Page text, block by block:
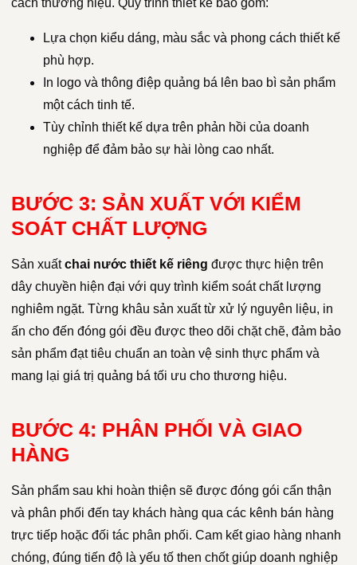
cách thương hiệu. Quy trình thiết kế bao gồm:
Lựa chọn kiểu dáng, màu sắc và phong cách thiết kế
phù hợp.
In logo và thông điệp quảng bá lên bao bì sản phẩm
một cách tinh tế.
Tùy chỉnh thiết kế dựa trên phản hồi của doanh
nghiệp để đảm bảo sự hài lòng cao nhất.
BƯỚC 3: SẢN XUẤT VỚI KIỂM
SOÁT CHẤT LƯỢNG
Sản xuấtchai nước thiết kế riêng được thực hiện trên
dây chuyền hiện đại với quy trình kiểm soát chất lượng
nghiêm ngặt. Từng khâu sản xuất từ xử lý nguyên liệu, in
ấn cho đến đóng gói đều được theo dõi chặt chẽ, đảm bảo
sản phẩm đạt tiêu chuẩn an toàn vệ sinh thực phẩm và
mang lại giá trị quảng bá tối ưu cho thương hiệu.
BƯỚC 4: PHÂN PHỐI VÀ GIAO
HÀNG
Sản phẩm sau khi hoàn thiện sẽ được đóng gói cẩn thận
và phân phối đến tay khách hàng qua các kênh bán hàng
trực tiếp hoặc đối tác phân phối. Cam kết giao hàng nhanh
chóng, đúng tiến độ là yếu tố then chốt giúp doanh nghiệp